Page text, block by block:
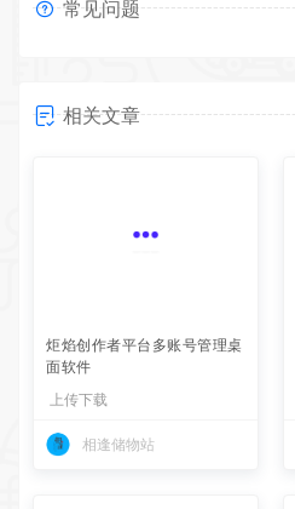
常见问题
相关文章
炬焰创作者平台多账号管理桌
面软件
上传下载
相逢储物站